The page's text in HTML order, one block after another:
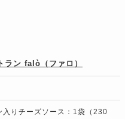
ラン falò（ファロ）
りチーズソース：1袋（230